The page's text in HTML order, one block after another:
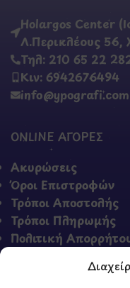
Holargos Center
Λ.Περικλέους 56,
Τηλ: 210 65 22
Κιν: 6942676494
info@ypografi.com
ONLINE ΑΓΟΡΕΣ
Ακυρώσεις
Όροι Επιστροφών
Τρόποι Αποστολής
Τρόποι Πληρωμής
Πολιτική